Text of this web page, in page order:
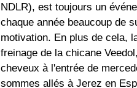
NDLR), est toujours un
chaque année beaucoup de
motivation. En plus de cela,
freinage de la chicane
cheveux à l'entrée de
sommes allés à Jerez en